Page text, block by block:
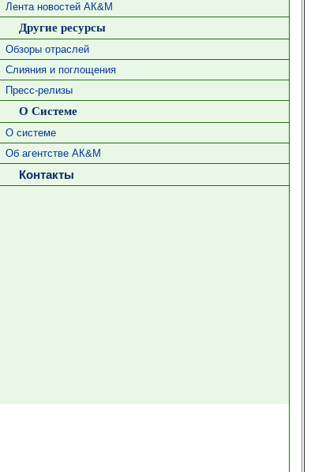
Лента новостей АК&М
Другие ресурсы
Обзоры отраслей
Слияния и поглощения
Пресс-релизы
О Системе
О системе
Об агентстве АК&М
Контакты